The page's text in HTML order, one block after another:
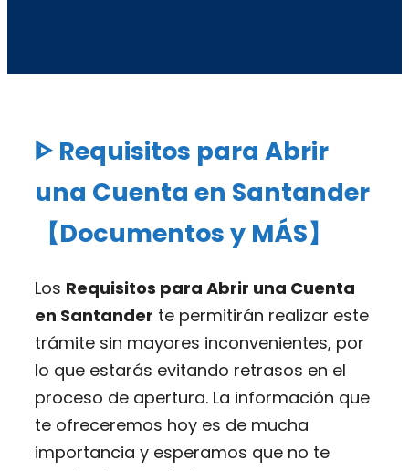
ᐈ Requisitos para Abrir
una Cuenta en Santander
【Documentos y MÁS】
Los Requisitos para Abrir una Cuenta
en Santander te permitirán realizar este
trámite sin mayores inconvenientes, por
lo que estarás evitando retrasos en el
proceso de apertura. La información que
te ofreceremos hoy es de mucha
importancia y esperamos que no te